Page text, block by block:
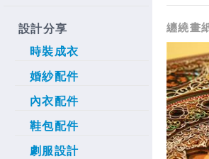
設計分享
時裝成衣
婚紗配件
內衣配件
鞋包配件
劇服設計
纏繞畫